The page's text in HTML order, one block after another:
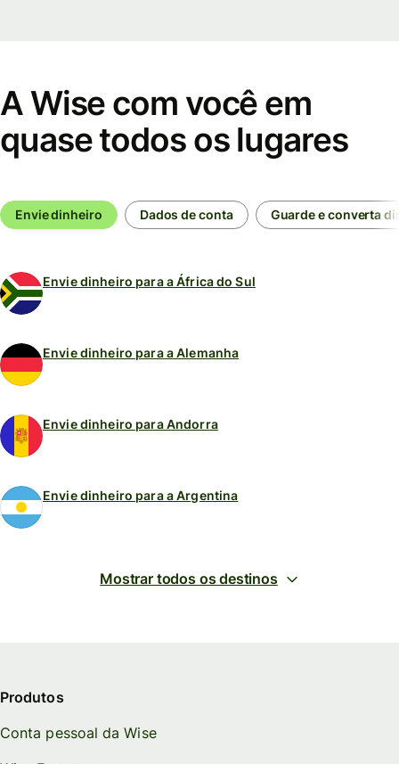
A Wise com você em
quase todos os lugares
Envie dinheiro Dados de conta Guarde e converta
Envie dinheiro para a África do Sul
Envie dinheiro para a Alemanha
Envie dinheiro para Andorra
Envie dinheiro para a Argentina
Mostrar todos os destinos
Produtos
Conta pessoal da Wise